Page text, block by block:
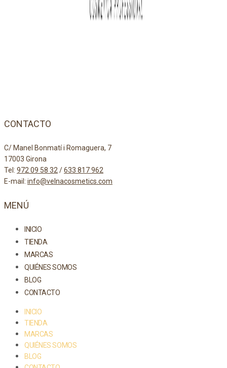
CONTACTO
C/ Manel Bonmatí i Romaguera, 7
17003 Girona
Tel: 972 09 58 32/633 817 962
E-mail: info@velnacosmetics.com
MENÚ
INICIO
TIENDA
MARCAS
QUIÉNES SOMOS
BLOG
CONTACTO
INICIO
TIENDA
MARCAS
QUIÉNES SOMOS
BLOG